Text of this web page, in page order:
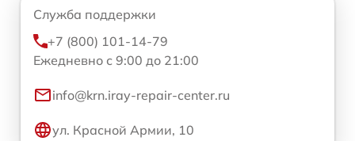
Служба поддержки
+7 (800) 101-14-79
Ежедневно с 9:00 до 21:00
info@krn.iray-repair-center.ru
ул. Красной Армии, 10